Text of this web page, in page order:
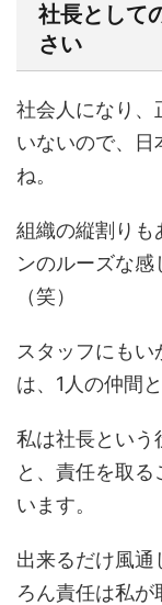
社長として
さい
社会人になり、
いないので、日
ね。
組織の縦割りも
ンのルーズな感
（笑）
スタッフにも
は、1人の仲間
私は社長という
と、責任を取
います。
出来るだけ風通
ろん責任は私